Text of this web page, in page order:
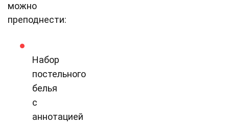
можно
преподнести:
Набор
постельного
белья
с
аннотацией